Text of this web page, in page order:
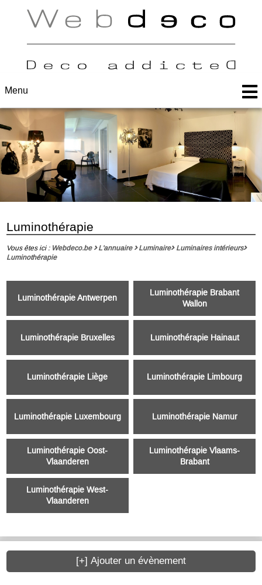
Menu
Luminothérapie
Vous êtes ici : Webdeco.be L'annuaire Luminaire
Luminaires intérieurs
Luminothérapie
Luminothérapie Antwerpen
Luminothérapie Brabant
Wallon
Luminothérapie Bruxelles Luminothérapie Hainaut
Luminothérapie Liège Luminothérapie Limbourg
Luminothérapie Luxembourg Luminothérapie Namur
Luminothérapie Oost-
Vlaanderen
Luminothérapie Vlaams-
Brabant
Luminothérapie West-
Vlaanderen
[+] Ajouter un évènement